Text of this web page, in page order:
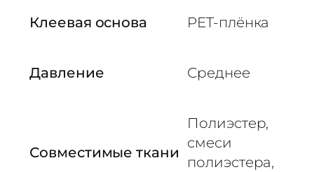
Клеевая основа PET-плёнка
Давление Среднее
Совместимые ткани
Полиэстер,
смеси
полиэстера,